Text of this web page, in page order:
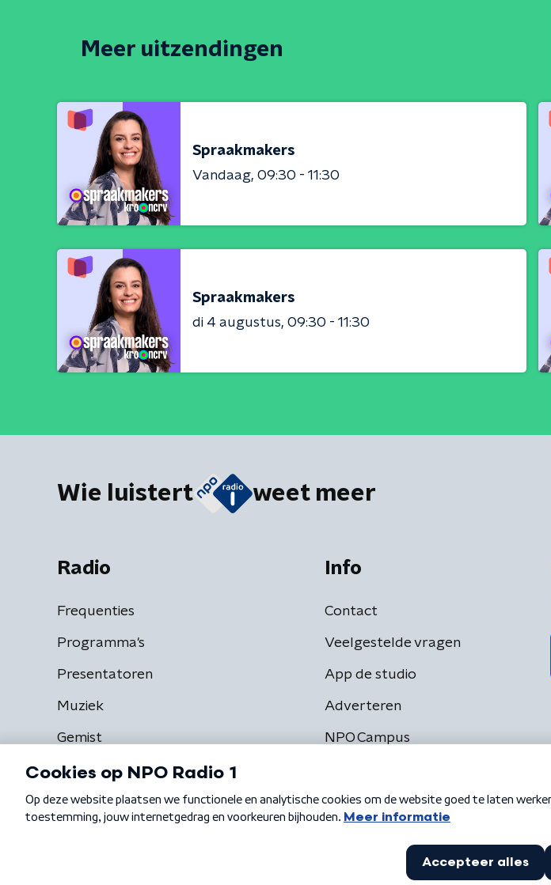
Meer uitzendingen
Spraakmakers
Vandaag 09:30 - 11:30
Spraakmakers
di 4 augustus 09:30 - 11:30
Wie luistert weet meer
Radio
Frequenties
Programma's
Presentatoren
Muziek
Gemist
Info
Contact
Veelgestelde vragen
App de studio
Adverteren
NPO Campus
Algemene voorwaarden Privacybeleid